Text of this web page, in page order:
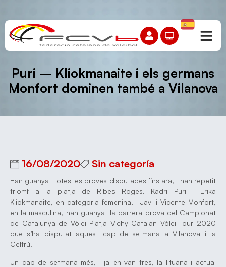
Puri – Kliokmanaite i els germans
Monfort dominen també a Vilanova
16/08/2020 Sin categoría
Han guanyat totes les proves disputades fins ara, i han repetit
triomf a la platja de Ribes Roges. Kadri Puri i Erika
Kliokmanaite, en categoria femenina, i Javi i Vicente Monfort,
en la masculina, han guanyat la darrera prova del Campionat
de Catalunya de Vòlei Platja Vichy Catalan Vòlei Tour 2020
que s’ha disputat aquest cap de setmana a Vilanova i la
Geltrú.
Un cap de setmana més, i ja en van tres, la lituana i actual